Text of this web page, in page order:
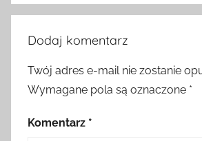
Dodaj komentarz
Twój adres e-mail nie zostanie
Wymagane pola są oznaczone *
Komentarz *